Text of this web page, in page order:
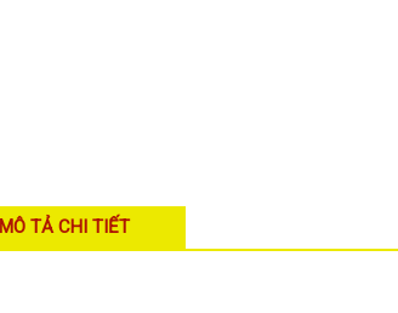
MÔ TẢ CHI TIẾT